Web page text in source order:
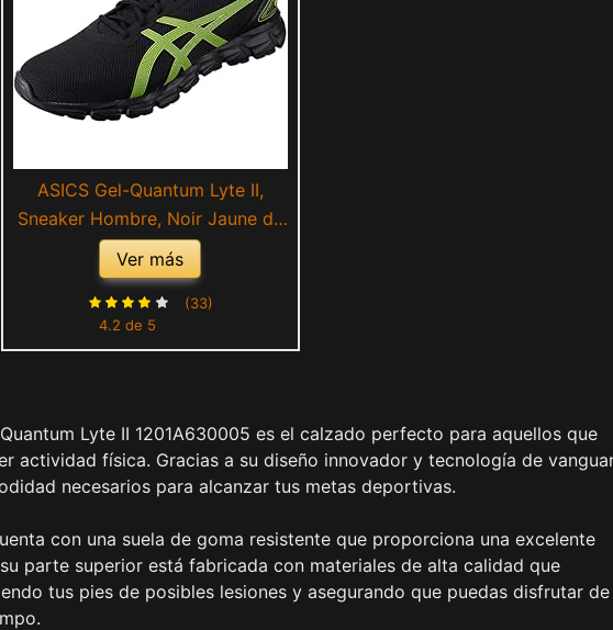
ASICS Gel-Quantum Lyte II,
Sneaker Hombre, Noir Jaune de
Sécurité, 44.5 EU
Ver más
4.2 de 5
(33)
Lyte II 1201A630005 es el calzado perfecto para aquellos que
actividad física. Gracias a su diseño innovador y tecnología de
necesarios para alcanzar tus metas deportivas.
con una suela de goma resistente que proporciona una excelente
parte superior está fabricada con materiales de alta calidad que
tus pies de posibles lesiones y asegurando que puedas disfrutar